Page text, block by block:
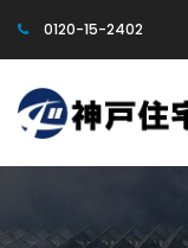
0120-15-2402